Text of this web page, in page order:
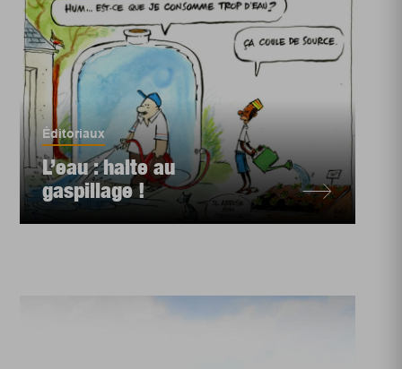
Éditoriaux
L’eau : halte au
gaspillage !